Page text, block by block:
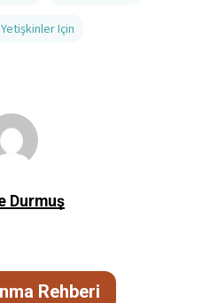
Yetişkinler Için
Durmuş
Rehberi